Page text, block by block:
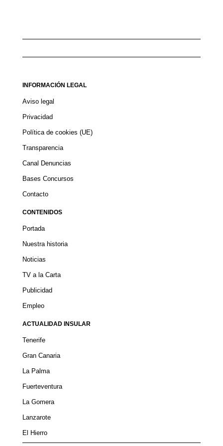
INFORMACIÓN LEGAL
Aviso legal
Privacidad
Política de cookies (UE)
Transparencia
Canal Denuncias
Bases Concursos
Contacto
CONTENIDOS
Portada
Nuestra historia
Noticias
TV a la Carta
Publicidad
Empleo
ACTUALIDAD INSULAR
Tenerife
Gran Canaria
La Palma
Fuerteventura
La Gomera
Lanzarote
El Hierro